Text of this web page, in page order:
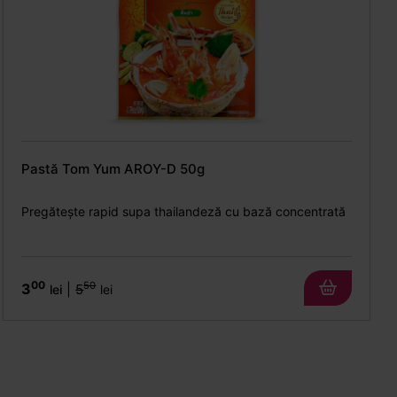
Pastă Tom Yum AROY-D 50g
Pregătește rapid supa thailandeză cu bază concentrată
300 lei 550 lei